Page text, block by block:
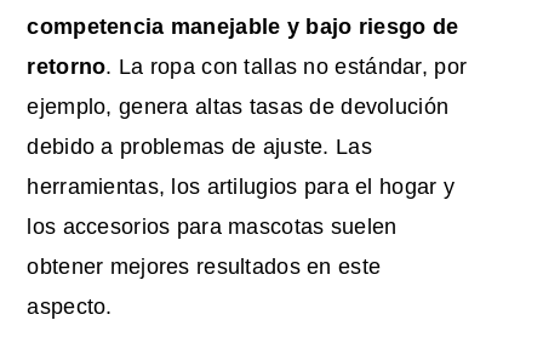
competencia manejable y bajo riesgo de
retorno. La ropa con tallas no estándar, por
ejemplo, genera altas tasas de devolución
debido a problemas de ajuste. Las
herramientas, los artilugios para el hogar y
los accesorios para mascotas suelen
obtener mejores resultados en este
aspecto.